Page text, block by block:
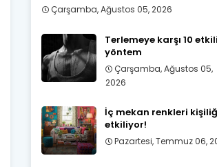
Çarşamba, Ağustos 05, 2026
Terlemeye karşı 10 etkili
yöntem
Çarşamba, Ağustos 05,
2026
İç mekan renkleri
etkiliyor!
Pazartesi, Temmuz 06,